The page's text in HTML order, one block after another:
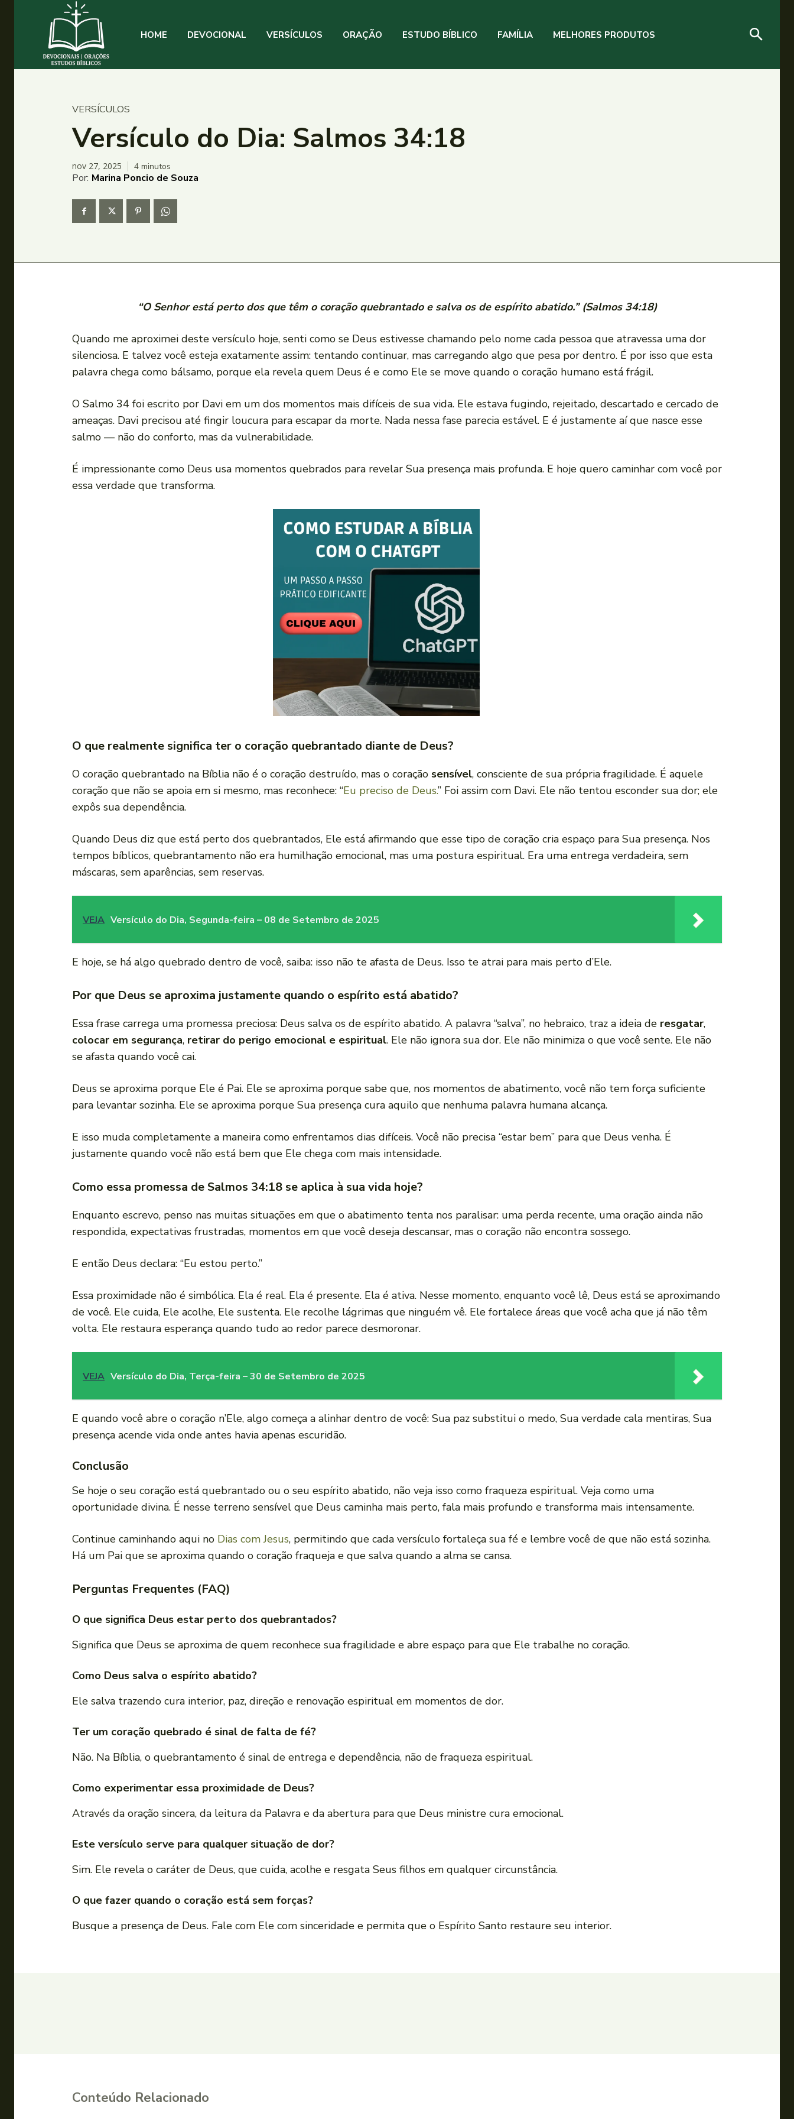
HOME DEVOCIONAL VERSÍCULOS ORAÇÃO ESTUDO BÍBLICO FAMÍLIA MELHORES PRODUTOS
VERSÍCULOS
Versículo do Dia: Salmos 34:18
nov 27, 2025 4 minutos
Por: Marina Poncio de Souza
“O Senhor está perto dos que têm o coração quebrantado e salva os de espírito abatido.” (Salmos 34:18)
Quando me aproximei deste versículo hoje, senti como se Deus estivesse chamando pelo nome cada pessoa que atravessa uma dor
silenciosa. E talvez você esteja exatamente assim: tentando continuar, mas carregando algo que pesa por dentro. É por isso que esta
palavra chega como bálsamo, porque ela revela quem Deus é e como Ele se move quando o coração humano está frágil.
O Salmo 34 foi escrito por Davi em um dos momentos mais difíceis de sua vida. Ele estava fugindo, rejeitado, descartado e cercado de
ameaças. Davi precisou até fingir loucura para escapar da morte. Nada nessa fase parecia estável. E é justamente aí que nasce esse
salmo — não do conforto, mas da vulnerabilidade.
É impressionante como Deus usa momentos quebrados para revelar Sua presença mais profunda. E hoje quero caminhar com você por
essa verdade que transforma.
O que realmente significa ter o coração quebrantado diante de Deus?
O coração quebrantado na Bíblia não é o coração destruído, mas o coração sensível, consciente de sua própria fragilidade. É aquele
coração que não se apoia em si mesmo, mas reconhece: “Eu preciso de Deus.” Foi assim com Davi. Ele não tentou esconder sua dor; ele
expôs sua dependência.
Quando Deus diz que está perto dos quebrantados, Ele está afirmando que esse tipo de coração cria espaço para Sua presença. Nos
tempos bíblicos, quebrantamento não era humilhação emocional, mas uma postura espiritual. Era uma entrega verdadeira, sem
máscaras, sem aparências, sem reservas.
VEJA Versículo do Dia, Segunda-feira – 08 de Setembro de 2025
E hoje, se há algo quebrado dentro de você, saiba: isso não te afasta de Deus. Isso te atrai para mais perto d’Ele.
Por que Deus se aproxima justamente quando o espírito está abatido?
Essa frase carrega uma promessa preciosa: Deus salva os de espírito abatido. A palavra “salva”, no hebraico, traz a ideia de resgatar,
colocar em segurança, retirar do perigo emocional e espiritual. Ele não ignora sua dor. Ele não minimiza o que você sente. Ele não
se afasta quando você cai.
Deus se aproxima porque Ele é Pai. Ele se aproxima porque sabe que, nos momentos de abatimento, você não tem força suficiente
para levantar sozinha. Ele se aproxima porque Sua presença cura aquilo que nenhuma palavra humana alcança.
E isso muda completamente a maneira como enfrentamos dias difíceis. Você não precisa “estar bem” para que Deus venha. É
justamente quando você não está bem que Ele chega com mais intensidade.
Como essa promessa de Salmos 34:18 se aplica à sua vida hoje?
Enquanto escrevo, penso nas muitas situações em que o abatimento tenta nos paralisar: uma perda recente, uma oração ainda não
respondida, expectativas frustradas, momentos em que você deseja descansar, mas o coração não encontra sossego.
E então Deus declara: “Eu estou perto.”
Essa proximidade não é simbólica. Ela é real. Ela é presente. Ela é ativa. Nesse momento, enquanto você lê, Deus está se aproximando
de você. Ele cuida, Ele acolhe, Ele sustenta. Ele recolhe lágrimas que ninguém vê. Ele fortalece áreas que você acha que já não têm
volta. Ele restaura esperança quando tudo ao redor parece desmoronar.
VEJA Versículo do Dia, Terça-feira – 30 de Setembro de 2025
E quando você abre o coração n’Ele, algo começa a alinhar dentro de você: Sua paz substitui o medo, Sua verdade cala mentiras, Sua
presença acende vida onde antes havia apenas escuridão.
Conclusão
Se hoje o seu coração está quebrantado ou o seu espírito abatido, não veja isso como fraqueza espiritual. Veja como uma
oportunidade divina. É nesse terreno sensível que Deus caminha mais perto, fala mais profundo e transforma mais intensamente.
Continue caminhando aqui no Dias com Jesus, permitindo que cada versículo fortaleça sua fé e lembre você de que não está sozinha.
Há um Pai que se aproxima quando o coração fraqueja e que salva quando a alma se cansa.
Perguntas Frequentes (FAQ)
O que significa Deus estar perto dos quebrantados?
Significa que Deus se aproxima de quem reconhece sua fragilidade e abre espaço para que Ele trabalhe no coração.
Como Deus salva o espírito abatido?
Ele salva trazendo cura interior, paz, direção e renovação espiritual em momentos de dor.
Ter um coração quebrado é sinal de falta de fé?
Não. Na Bíblia, o quebrantamento é sinal de entrega e dependência, não de fraqueza espiritual.
Como experimentar essa proximidade de Deus?
Através da oração sincera, da leitura da Palavra e da abertura para que Deus ministre cura emocional.
Este versículo serve para qualquer situação de dor?
Sim. Ele revela o caráter de Deus, que cuida, acolhe e resgata Seus filhos em qualquer circunstância.
O que fazer quando o coração está sem forças?
Busque a presença de Deus. Fale com Ele com sinceridade e permita que o Espírito Santo restaure seu interior.
Conteúdo Relacionado